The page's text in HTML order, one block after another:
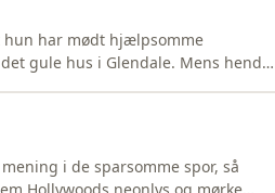
hun har mødt hjælpsomme
gule hus i Glendale. Mens hendes
i de sparsomme spor, så